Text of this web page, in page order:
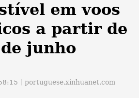
em voos
a partir de
junho
丨portuguese.xinhuanet.com